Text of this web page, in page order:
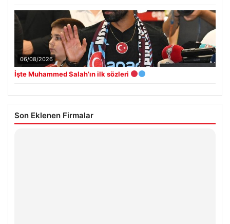
06/08/2026
İşte Muhammed Salah’ın ilk sözleri
Son Eklenen Firmalar